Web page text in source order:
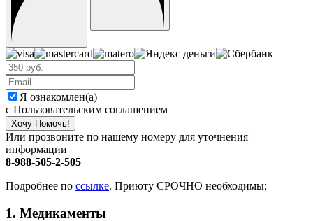
Я ознакомлен(а)
с Пользовательским соглашением
Хочу Помочь!
Или прозвоните по нашему номеру для уточнения
информации
8-988-505-2-505
Подробнее по ссылке. Приюту СРОЧНО необходимы:
1. Медикаменты